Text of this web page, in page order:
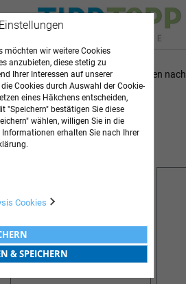
6Elemente
Sortieren nach
UNIVERSALBINDEN
ARZTBEDARF
möchten wir weitere Cookies
anzubieten, diese stetig zu
Ihrer Interessen auf unserer
Cookies durch Auswahl der Cookie-
eines Häkchens entscheiden,
"Speichern" bestätigen Sie diese
wählen, willigen Sie in die
erhalten Sie nach Ihrer
Cookies
& SPEICHERN